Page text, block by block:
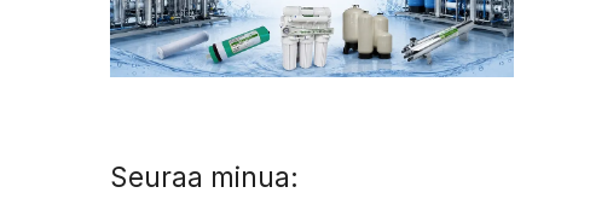
Seuraa minua: